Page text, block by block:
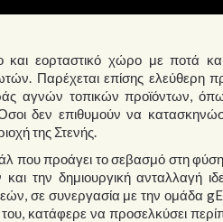
εορταστικό χώρο με ποτά
Παρέχεται επίσης
αγνών τοπικών προϊόντων,
Όσοι δεν επιθυμούν να
της Στενής.
προάγει το σεβασμό στη φύση,
την δημιουργική ανταλλαγή
σε συνεργασία με την ομάδα
κατάφερε να προσελκύσει